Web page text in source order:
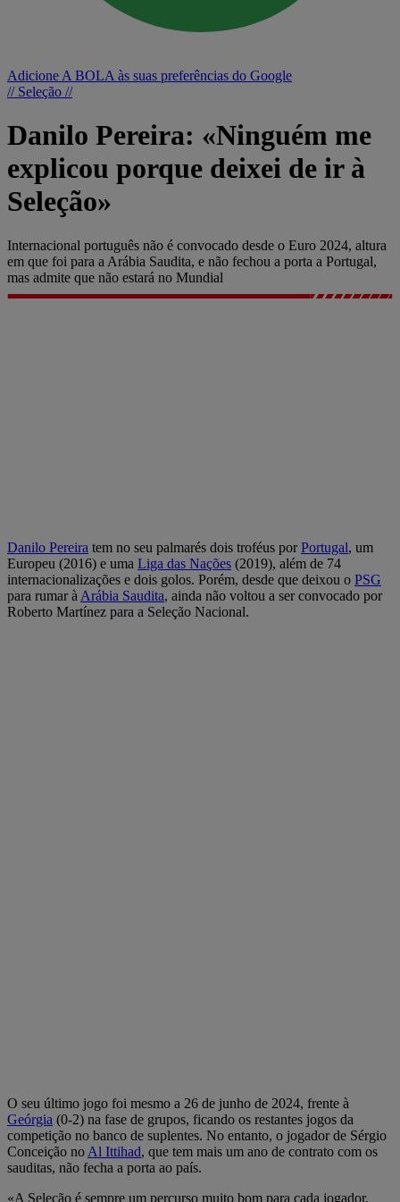
Adicione A BOLA às suas preferências do Google
// Seleção //
Danilo Pereira: «Ninguém me
explicou porque deixei de ir à
Seleção»
Internacional português não é convocado desde o Euro 2024, altura
em que foi para a Arábia Saudita, e não fechou a porta a Portugal,
mas admite que não estará no Mundial
Danilo Pereira tem no seu palmarés dois troféus porPortugal, um
Europeu (2016) e uma Liga das Nações (2019), além de 74
internacionalizações e dois golos. Porém, desde que deixou o PSG
para rumar à Arábia Saudita, ainda não voltou a ser convocado por
Roberto Martínez para a Seleção Nacional.
O seu último jogo foi mesmo a 26 de junho de 2024, frente à
Geórgia (0-2) na fase de grupos, ficando os restantes jogos da
competição no banco de suplentes. No entanto, o jogador de Sérgio
Conceição no Al Ittihad, que tem mais um ano de contrato com os
sauditas, não fecha a porta ao país.
«A Seleção é sempre um percurso muito bom para cada jogador,